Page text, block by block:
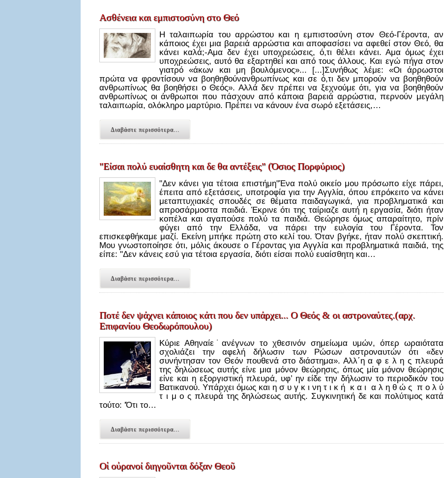
Ασθένεια και εμπιστοσύνη στο Θεό
Η ταλαιπωρία του αρρώστου και η εμπιστοσύνη στον Θεό-Γέροντα, αν
κάποιος έχει μια βαρειά αρρώστια και αποφασίσει να αφεθεί στον Θεό, θα
κάνει καλά;-Αμα δεν έχει υποχρεώσεις, ό,τι θέλει κάνει. Αμα όμως έχει
υποχρεώσεις, αυτό θα εξαρτηθεί και από τους άλλους. Και εγώ πήγα στον
γιατρό «άκων και μη βουλόμενος»... [...]Συνήθως λέμε: «Οι άρρωστοι
πρώτα να φροντίσουν να βοηθηθούνανθρωπίνως και σε ό,τι δεν μπορούν να βοηθηθούν
ανθρωπίνως θα βοηθήσει ο Θεός». Αλλά δεν πρέπει να ξεχνούμε ότι, για να βοηθηθούν
ανθρωπίνως οι άνθρωποι που πάσχουν από κάποια βαρειά αρρώστια, περνούν μεγάλη
ταλαιπωρία, ολόκληρο μαρτύριο. Πρέπει να κάνουν ένα σωρό εξετάσεις,…
Διαβάστε περισσότερα...
"Είσαι πολύ ευαίσθητη και δε θα αντέξεις" (Όσιος Πορφύριος)
"Δεν κάνει για τέτοια επιστήμη"Ένα πολύ οικείο μου πρόσωπο είχε πάρει,
έπειτα από εξετάσεις, υποτροφία για την Αγγλία, όπου επρόκειτο να κάνει
μεταπτυχιακές σπουδές σε θέματα παιδαγωγικά, για προβληματικά και
απροσάρμοστα παιδιά. Έκρινε ότι της ταίριαζε αυτή η εργασία, διότι ήταν
κοπέλα και αγαπούσε πολύ τα παιδιά. Θεώρησε όμως απαραίτητο, πρίν
φύγει από την Ελλάδα, να πάρει την ευλογία του Γέροντα. Τον
επισκεφθήκαμε μαζί. Εκείνη μπήκε πρώτη στο κελί του. Όταν βγήκε, ήταν πολύ σκεπτική.
Μου γνωστοποίησε ότι, μόλις άκουσε ο Γέροντας για Αγγλία και προβληματικά παιδιά, της
είπε: "Δεν κάνεις εσύ για τέτοια εργασία, διότι είσαι πολύ ευαίσθητη και…
Διαβάστε περισσότερα...
Ποτέ δεν ψάχνει κάποιος κάτι που δεν υπάρχει... Ο Θεός & οι αστροναύτες.(αρχ.
Επιφανίου Θεοδωρόπουλου)
Κύριε Αθηναίε˙ανέγνων το χθεσινόν σημείωμα υμών, όπερ ωραιότατα
σχολιάζει την αφελή δήλωσιν των Ρώσων αστροναυτών ότι «δεν
συνήντησαν τον Θεόν πουθενά στο διάστημα». Αλλ΄η α φ ε λ η ς πλευρά
της δηλώσεως αυτής είνε μια μόνον θεώρησις, όπως μία μόνον θεώρησις
είνε και η εξοργιστική πλευρά, υφ’ ην είδε την δήλωσιν το περιοδικόν του
Βατικανού. Υπάρχει όμως και η σ υ γ κ ι νη τ ι κ ή κ α ι α λ η θ ώ ς π ο λ ύ
τ ι μ ο ς πλευρά της δηλώσεως αυτής. Συγκινητική δε και πολύτιμος κατά
τούτο: 'Ότι το…
Διαβάστε περισσότερα...
Οἱ οὐρανοί διηγοῦνται δόξαν Θεοῦ